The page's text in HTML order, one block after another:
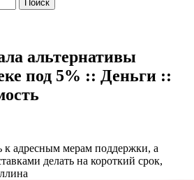
альтернативы
под 5% :: Деньги ::
к адресным мерам поддержки, а
делать на короткий срок,